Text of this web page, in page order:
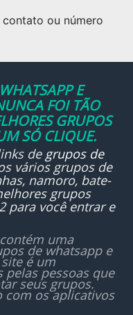
ou número
E
FOI TÃO
GRUPOS
SÓ CLIQUE.
de grupos de
vários grupos de
namoro, bate-
grupos
para você entrar e
uma
de whatsapp e
é um
pessoas que
seus grupos.
com os aplicativos